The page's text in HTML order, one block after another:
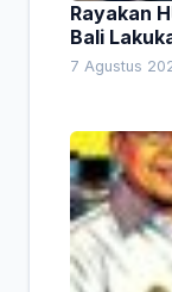
Rayakan
Bali
7 Agustus